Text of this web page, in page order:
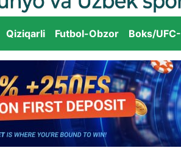
Qiziqarli Futbol-Obzor Boks/